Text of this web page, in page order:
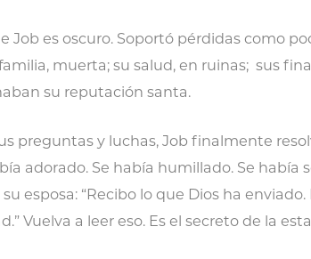
Job es oscuro. Soportó pérdidas como
muerta; su salud, en ruinas; sus
su reputación santa.
preguntas y luchas, Job finalmente
adorado. Se había humillado. Se había
esposa: “Recibo lo que Dios ha
Vuelva a leer eso. Es el secreto de la